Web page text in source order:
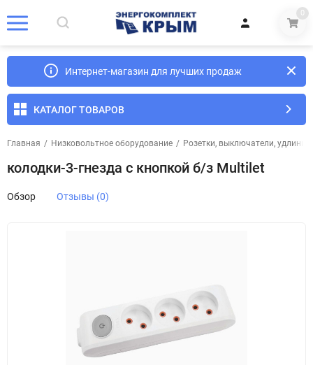
0
Интернет-магазин для лучших продаж
КАТАЛОГ ТОВАРОВ
Главная / Низковольтное оборудование / Розетки, выключатели,
колодки-3-гнезда с кнопкой б/з Multilet
Обзор Отзывы (0)